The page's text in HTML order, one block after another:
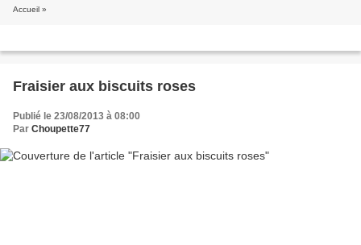
Accueil »
Fraisier aux biscuits roses
Publié le 23/08/2013 à 08:00
Par Choupette77